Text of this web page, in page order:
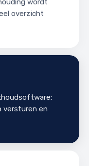
wordt
overzicht
versturen en